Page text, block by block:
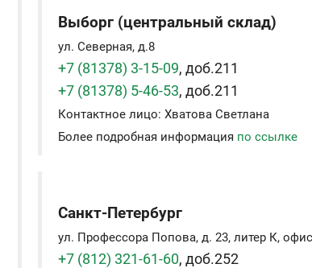
Выборг (центральный склад)
ул. Северная, д.8
+7 (81378) 3-15-09, доб.211
+7 (81378) 5-46-53, доб.211
Контактное лицо: Хватова Светлана
Более подробная информация по ссылке
Санкт-Петербург
ул. Профессора Попова, д. 23, литер К,
+7 (812) 321-61-60, доб.252